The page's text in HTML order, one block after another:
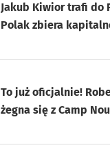
Jakub Kiwior trafi do
Polak zbiera
To już oficjalnie!
żegna się z Camp